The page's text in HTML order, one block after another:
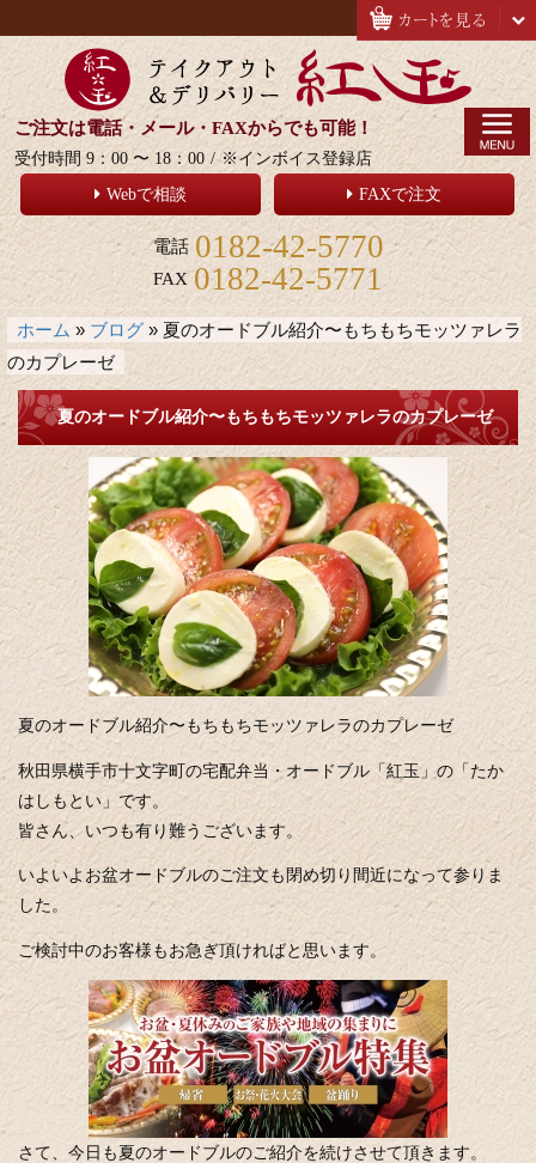
ご注文は電話・メール・FAXからでも可能！
受付時間 9：00 〜 18：00 / ※インボイス登録店
Webで相談
FAXで注文
電話 0182-42-5770
FAX 0182-42-5771
ホーム » ブログ » 夏のオードブル紹介〜もちもちモッツァレラ
のカプレーゼ
夏のオードブル紹介〜もちもちモッツァレラのカプレーゼ
夏のオードブル紹介〜もちもちモッツァレラのカプレーゼ
秋田県横手市十文字町の宅配弁当・オードブル「紅玉」の「たか
はしもとい」です。
皆さん、いつも有り難うございます。
いよいよお盆オードブルのご注文も閉め切り間近になって参りま
した。
ご検討中のお客様もお急ぎ頂ければと思います。
さて、今日も夏のオードブルのご紹介を続けさせて頂きます。